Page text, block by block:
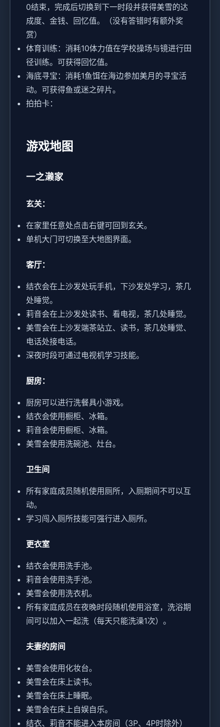
0结束，完成后切换到下一时段并获得美雪的达
成度、金钱、回忆值。（没有答错时有额外奖
赏）
体育训练：消耗10体力值在学校操场与镜进行田
径训练。可获得回忆值。
海底寻宝：消耗1鱼饵在海边参加美月的寻宝活
动。可获得鱼或迷之碎片。
拍拍卡：
游戏地图
一之濑家
玄关：
在家里任意处点击右键可回到玄关。
单机大门可切换至大地图界面。
客厅：
结衣会在上沙发处玩手机，下沙发处学习，茶几
处睡觉。
莉音会在上沙发处读书、看电视，茶几处睡觉。
美雪会在上沙发端茶站立、读书，茶几处睡觉、
电话处接电话。
深夜时段可通过电视机学习技能。
厨房：
厨房可以进行洗餐具小游戏。
结衣会使用橱柜、冰箱。
莉音会使用橱柜、冰箱。
美雪会使用洗碗池、灶台。
卫生间
所有家庭成员随机使用厕所，入厕期间不可以互
动。
学习闯入厕所技能可强行进入厕所。
更衣室
结衣会使用洗手池。
莉音会使用洗手池。
美雪会使用洗衣机。
所有家庭成员在夜晚时段随机使用浴室，洗浴期
间可以加入一起洗（每天只能洗澡1次）。
夫妻的房间
美雪会使用化妆台。
美雪会在床上读书。
美雪会在床上睡眠。
美雪会在床上自娱自乐。
结衣、莉音不能进入本房间（3P、4P时除外）